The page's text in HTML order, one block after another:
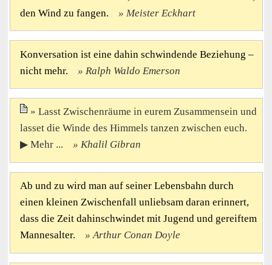
den Wind zu fangen.
Meister Eckhart
Konversation ist eine dahin schwindende Beziehung –
nicht mehr.
Ralph Waldo Emerson
Lasst Zwischenräume in eurem Zusammensein und
lasset die Winde des Himmels tanzen zwischen euch.
▶ Mehr ...
Khalil Gibran
Ab und zu wird man auf seiner Lebensbahn durch
einen kleinen Zwischenfall unliebsam daran erinnert,
dass die Zeit dahinschwindet mit Jugend und gereiftem
Mannesalter.
Arthur Conan Doyle